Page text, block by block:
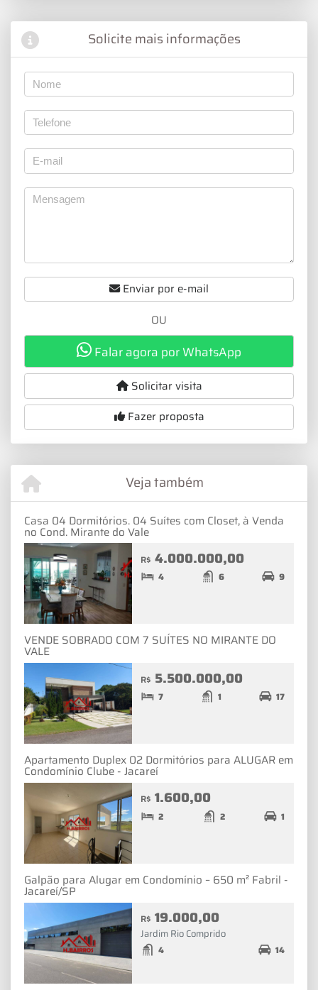
Solicite mais informações
Enviar por e-mail
OU
Falar agora por WhatsApp
Solicitar visita
Fazer proposta
Veja também
Casa 04 Dormitórios. 04 Suítes com Closet, à Venda
no Cond. Mirante do Vale
R$ 4.000.000,00
4 6 9
VENDE SOBRADO COM 7 SUÍTES NO MIRANTE DO
VALE
R$ 5.500.000,00
7 1 17
Apartamento Duplex 02 Dormitórios para ALUGAR em
Condomínio Clube - Jacareí
R$ 1.600,00
2 2 1
Galpão para Alugar em Condomínio – 650 m² Fabril -
Jacareí/SP
R$ 19.000,00
Jardim Rio Comprido
4 14